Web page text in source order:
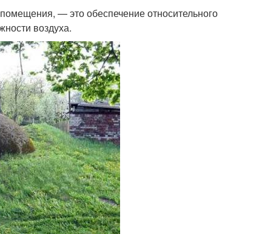
— это обеспечение относительного
воздуха.